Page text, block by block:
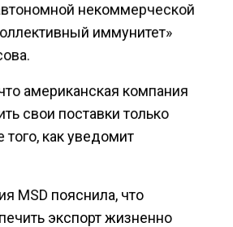
некоммерческой
иммунитет»
американская компания
свои поставки только
того, как уведомит
MSD пояснила, что
экспорт жизненно